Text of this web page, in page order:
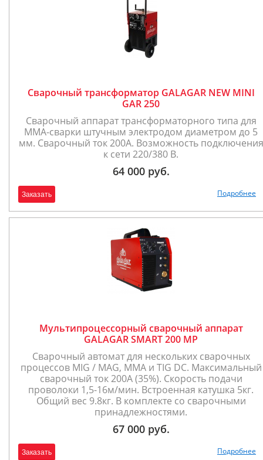
Сварочный трансформатор GALAGAR NEW MINI
GAR 250
Сварочный аппарат трансформаторного типа для
ММА-сварки штучным электродом диаметром до 5
мм. Сварочный ток 200А. Возможность подключения
к сети 220/380 В.
64 000 руб.
Заказать Подробнее
Мультипроцессорный сварочный аппарат
GALAGAR SMART 200 MP
Сварочный автомат для нескольких сварочных
процессов MIG / MAG, MMA и TIG DC. Максимальный
сварочный ток 200А (35%). Скорость подачи
проволоки 1,5-16м/мин. Встроенная катушка 5кг.
Общий вес 9.8кг. В комплекте со сварочными
принадлежностями.
67 000 руб.
Заказать Подробнее